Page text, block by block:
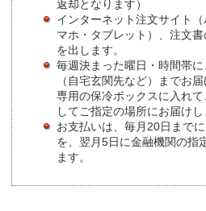
返却となります）
インターネット注文サイト
マホ・タブレット）、注文
を出します。
毎週決まった曜日・時間帯
（自宅玄関先など）までお
専用の保冷ボックスに入れ
してご指定の場所にお届けし
お支払いは、毎月20日まで
を、翌月5日に金融機関の指
ます。